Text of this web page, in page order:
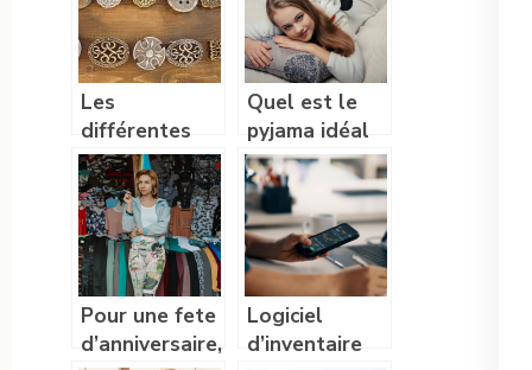
Les
différentes
sortes de
boucle de
ceinture
Quel est le
pyjama idéal
pour femme ?
Pour une fete
d’anniversaire,
Logiciel
d’inventaire